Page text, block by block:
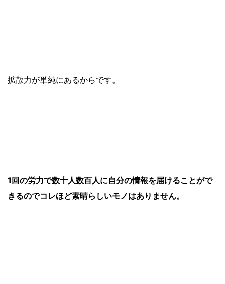
拡散力が単純にあるからです。
1回の労力で数十人数百人に自分の情報を届けることがで
きるのでコレほど素晴らしいモノはありません。